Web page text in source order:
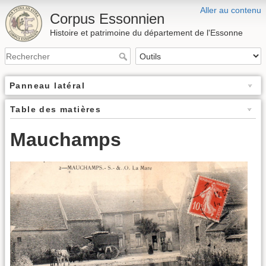
Aller au contenu
Corpus Essonnien
Histoire et patrimoine du département de l'Essonne
Panneau latéral
Table des matières
Mauchamps